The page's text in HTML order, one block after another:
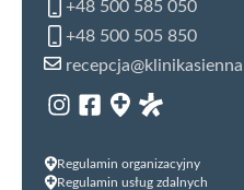
+48 500 585 050
+48 500 505 850
Regulamin organizacyjny
Regulamin usług zdalnych